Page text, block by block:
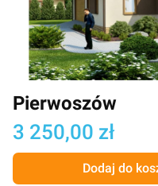
Pierwoszów
Cena
3 250,00 zł
Dodaj do